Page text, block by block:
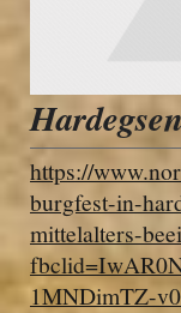
https://
burgfest-in-
mittelalters-
1MNDimTZ-